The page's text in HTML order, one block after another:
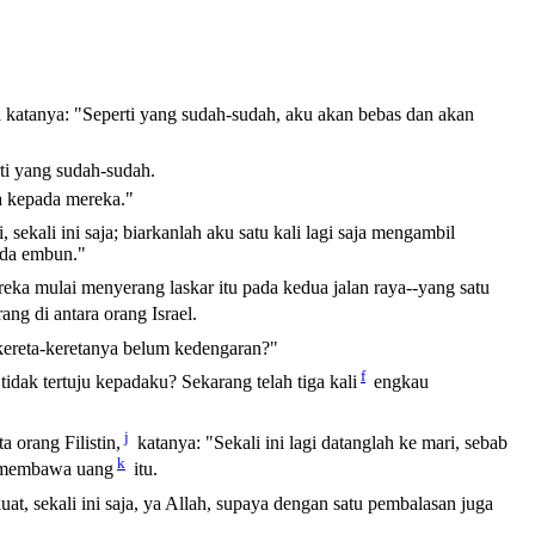
"Seperti yang sudah-sudah, aku akan bebas dan akan
yang sudah-sudah.
mereka."
sekali ini saja; biarkanlah aku satu kali lagi saja mengambil
embun."
mulai menyerang laskar itu pada kedua jalan raya--yang satu
di antara orang Israel.
keretanya belum kedengaran?"
tertuju kepadaku? Sekarang telah tiga kali f engkau
orang Filistin, j katanya: "Sekali ini lagi datanglah ke mari, sebab
uang k itu.
sekali ini saja, ya Allah, supaya dengan satu pembalasan juga